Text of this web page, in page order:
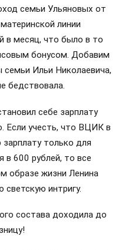
семьи Ульяновых от
линии
в месяц, что было в то
бонусом. Добавим
семьи Ильи Николаевича,
бедствовала.
себе зарплату
Если учесть, что ВЦИК в
только для
600 рублей, то все
образе жизни Ленина
интригу.
состава доходила до